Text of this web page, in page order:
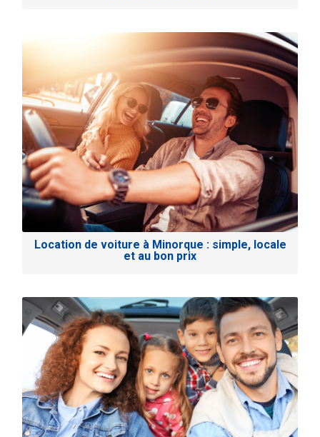
Location de voiture à Minorque : simple, locale
et au bon prix